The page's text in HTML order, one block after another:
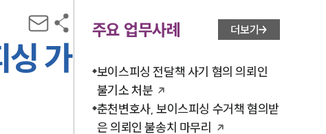
싱 가
주요 업무사례 더보기
보이스피싱 전달책 사기 혐의 의뢰인
불기소 처분
춘천변호사, 보이스피싱 수거책 혐의받
은 의뢰인 불송치 마무리